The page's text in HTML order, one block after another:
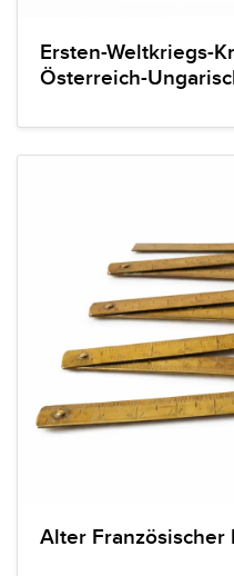
Ersten-Weltkriegs-
Österreich-
Alter Französischer